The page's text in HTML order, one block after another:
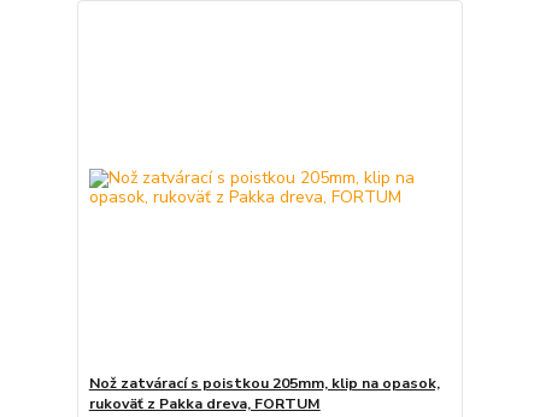
Nož zatvárací s poistkou 205mm, klip na opasok,
rukoväť z Pakka dreva, FORTUM